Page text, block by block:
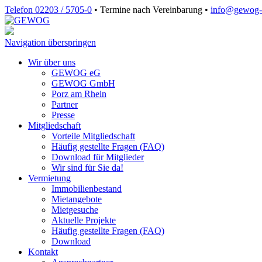
Telefon 02203 / 5705-0 • Termine nach Vereinbarung •
Navigation überspringen
Wir über uns
GEWOG eG
GEWOG GmbH
Porz am Rhein
Partner
Presse
Mitgliedschaft
Vorteile Mitgliedschaft
Häufig gestellte Fragen (FAQ)
Download für Mitglieder
Wir sind für Sie da!
Vermietung
Immobilienbestand
Mietangebote
Mietgesuche
Aktuelle Projekte
Häufig gestellte Fragen (FAQ)
Download
Kontakt